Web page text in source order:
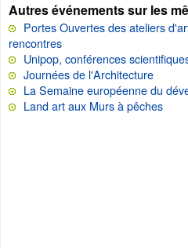
Autres événements sur les
Portes Ouvertes des ateliers
rencontres
Unipop, conférences
Journées de l'Architecture
La Semaine européenne du
Land art aux Murs à pêches